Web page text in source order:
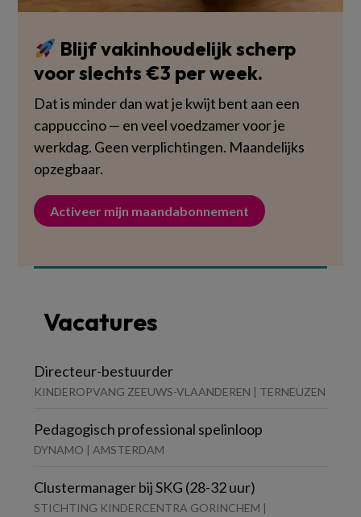
Blijf vakinhoudelijk scherp
voor slechts €3 per week.
Dat is minder dan wat je kwijt bent aan een
cappuccino — en veel voedzamer voor je
werkdag. Geen verplichtingen. Maandelijks
opzegbaar.
Activeer mijn maandabonnement
Vacatures
Directeur-bestuurder
KINDEROPVANG ZEEUWS-VLAANDEREN | TERNEUZEN
Pedagogisch professional spelinloop
DYNAMO | AMSTERDAM
Clustermanager bij SKG (28-32 uur)
STICHTING KINDERCENTRA GORINCHEM |